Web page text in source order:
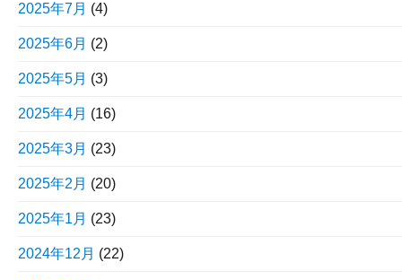
2025年7月 (4)
2025年6月 (2)
2025年5月 (3)
2025年4月 (16)
2025年3月 (23)
2025年2月 (20)
2025年1月 (23)
2024年12月 (22)